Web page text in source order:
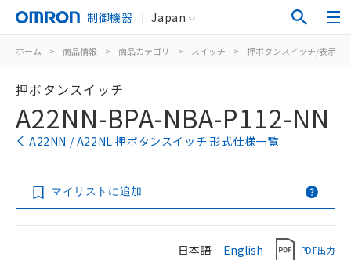
制御機器 Japan
ホーム > 商品情報 > 商品カテゴリ > スイッチ > 押ボタンスイッチ/表示灯
押ボタンスイッチ
A22NN-BPA-NBA-P112-NN
A22NN / A22NL 押ボタンスイッチ 形式仕様一覧
マイリストに追加
日本語 English PDF出力